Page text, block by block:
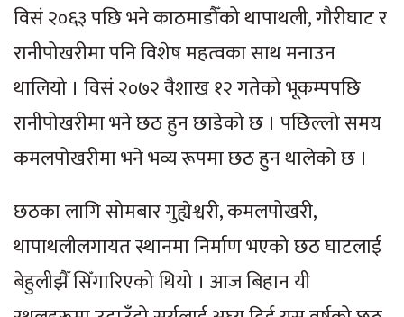
विसं २०६३ पछि भने काठमाडौँको थापाथली, गौरीघाट र
रानीपोखरीमा पनि विशेष महत्वका साथ मनाउन
थालियो । विसं २०७२ वैशाख १२ गतेको भूकम्पपछि
रानीपोखरीमा भने छठ हुन छाडेको छ । पछिल्लो समय
कमलपोखरीमा भने भव्य रूपमा छठ हुन थालेको छ ।
छठका लागि सोमबार गुह्येश्वरी, कमलपोखरी,
थापाथलीलगायत स्थानमा निर्माण भएको छठ घाटलाई
बेहुलीझैँ सिँगारिएको थियो । आज बिहान यी